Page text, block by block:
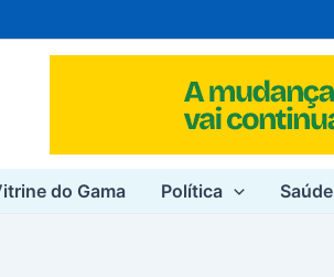
do Gama Política Saúde